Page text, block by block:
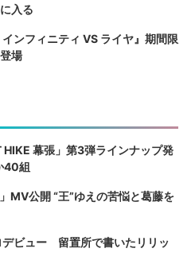
入る
ンフィニティ VS ライヤ』期間限
場
幕張」第3弾ラインナップ発
40組
MV公開 “王”ゆえの苦悩と葛藤を
ビュー 留置所で書いたリリッ